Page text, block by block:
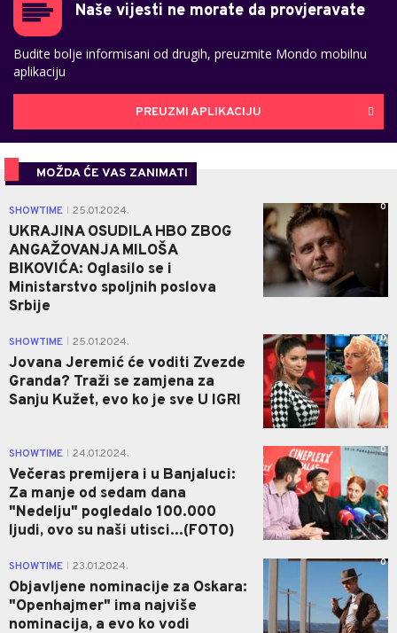
Naše vijesti ne morate da provjeravate
Budite bolje informisani od drugih, preuzmite Mondo mobilnu
aplikaciju
PREUZMI APLIKACIJU
MOŽDA ĆE VAS ZANIMATI
SHOWTIME 25.01.2024.
UKRAJINA OSUDILA HBO ZBOG
ANGAŽOVANJA MILOŠA
BIKOVIĆA: Oglasilo se i
Ministarstvo spoljnih poslova
Srbije
0
SHOWTIME 25.01.2024.
Jovana Jeremić će voditi Zvezde
Granda? Traži se zamjena za
Sanju Kužet, evo ko je sve U IGRI
0
SHOWTIME 24.01.2024.
Večeras premijera i u Banjaluci:
Za manje od sedam dana
"Nedelju" pogledalo 100.000
ljudi, ovo su naši utisci...(FOTO)
0
SHOWTIME 23.01.2024.
Objavljene nominacije za Oskara:
"Openhajmer" ima najviše
nominacija, a evo ko vodi
0